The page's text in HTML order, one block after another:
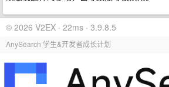
© 2026 V2EX · 22ms · 3.9.8.5
AnySearch 学生&开发者成长计划